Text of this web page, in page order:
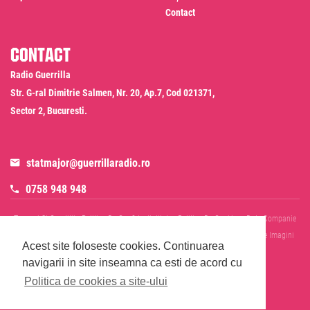
Acest site foloseste cookies. Continuarea
navigarii in site inseamna ca esti de acord cu
Politica de cookies a site-ului
Contact
Contact
Radio Guerrilla
Str. G-ral Dimitrie Salmen, Nr. 20, Ap.7, Cod 021371,
Sector 2, Bucuresti.
statmajor@guerrillaradio.ro
0758 948 948
Termeni Si Conditii Politica De Confidentialitate Politica De Cookies
Date Companie
Informare Prelucrare Imagini
Evenimente
Cod Deontologic